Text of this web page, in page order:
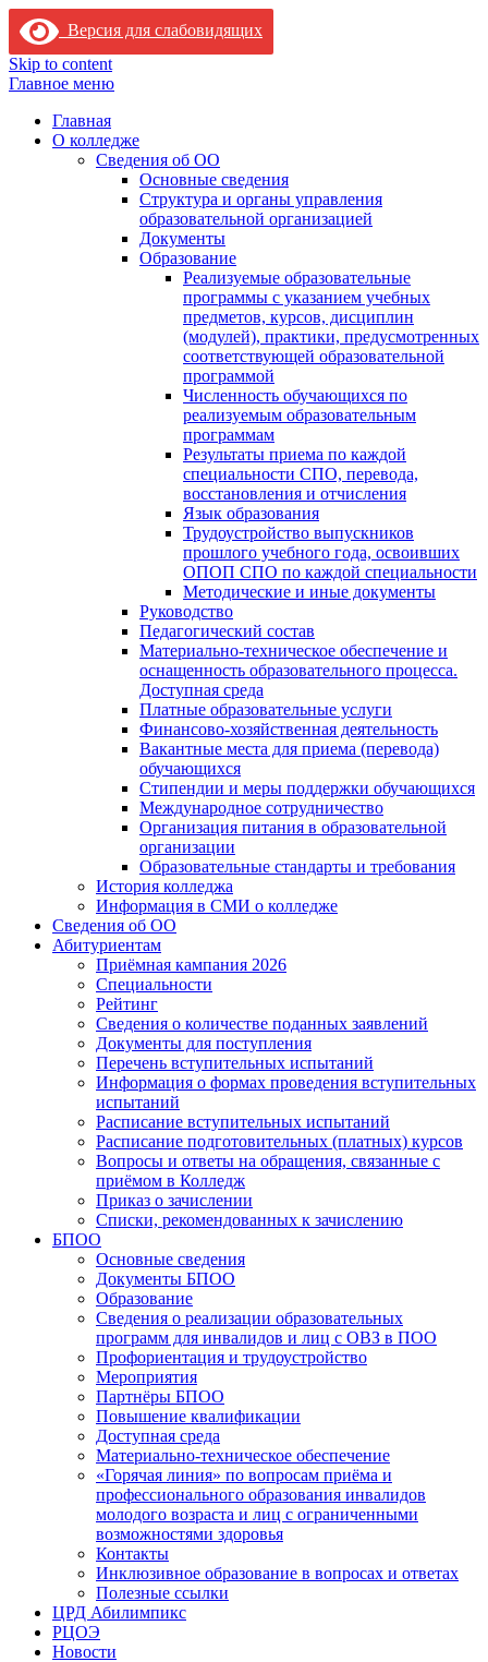
Версия для слабовидящих
Skip to content
Главное меню
Главная
О колледже
Сведения об ОО
Основные сведения
Структура и органы управления
образовательной организацией
Документы
Образование
Реализуемые образовательные
программы с указанием учебных
предметов, курсов, дисциплин
(модулей), практики, предусмотренных
соответствующей образовательной
программой
Численность обучающихся по
реализуемым образовательным
программам
Результаты приема по каждой
специальности СПО, перевода,
восстановления и отчисления
Язык образования
Трудоустройство выпускников
прошлого учебного года, освоивших
ОПОП СПО по каждой специальности
Методические и иные документы
Руководство
Педагогический состав
Материально-техническое обеспечение и
оснащенность образовательного процесса.
Доступная среда
Платные образовательные услуги
Финансово-хозяйственная деятельность
Вакантные места для приема (перевода)
обучающихся
Стипендии и меры поддержки обучающихся
Международное сотрудничество
Организация питания в образовательной
организации
Образовательные стандарты и требования
История колледжа
Информация в СМИ о колледже
Сведения об ОО
Абитуриентам
Приёмная кампания 2026
Специальности
Рейтинг
Сведения о количестве поданных заявлений
Документы для поступления
Перечень вступительных испытаний
Информация о формах проведения вступительных
испытаний
Расписание вступительных испытаний
Расписание подготовительных (платных) курсов
Вопросы и ответы на обращения, связанные с
приёмом в Колледж
Приказ о зачислении
Списки, рекомендованных к зачислению
БПОО
Основные сведения
Документы БПОО
Образование
Сведения о реализации образовательных
программ для инвалидов и лиц с ОВЗ в ПОО
Профориентация и трудоустройство
Мероприятия
Партнёры БПОО
Повышение квалификации
Доступная среда
Материально-техническое обеспечение
«Горячая линия» по вопросам приёма и
профессионального образования инвалидов
молодого возраста и лиц с ограниченными
возможностями здоровья
Контакты
Инклюзивное образование в вопросах и ответах
Полезные ссылки
ЦРД Абилимпикс
РЦОЭ
Новости